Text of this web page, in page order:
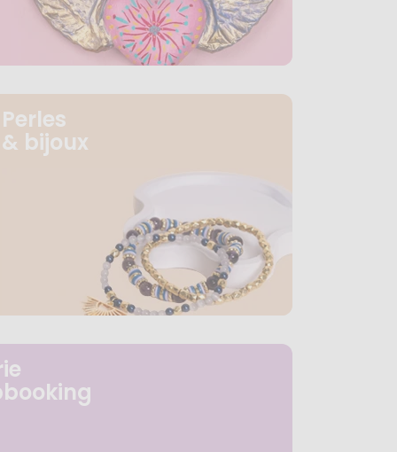
Perles
& bijoux